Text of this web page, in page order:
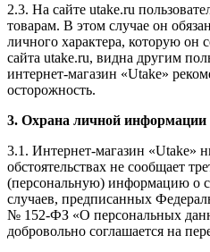
2.3. На сайте utake.ru
товарам. В этом случае он
личного характера, которую он
сайта utake.ru, видна другим
интернет-магазин «Utake»
осторожность.
3. Охрана личной информации
3.1. Интернет-магазин «Utake»
обстоятельствах не сообщает
(персональную) информацию о
случаев, предписанных
№ 152-ФЗ «О персональных
добровольно соглашается на